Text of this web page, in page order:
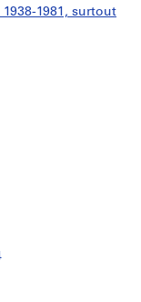
1981, surtout